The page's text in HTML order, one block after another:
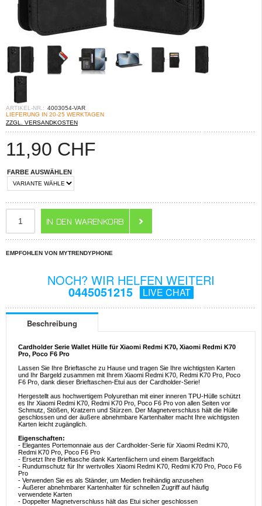
ARTIKEL-NR.: 4003054-VAR
LIEFERUNG IN 20-25 WERKTAGEN
ZZGL. VERSANDKOSTEN
11,90 CHF
FARBE AUSWÄHLEN
EMPFOHLEN VON MYTRENDYPHONE
NOCH? WIR HELFEN WEITERI
0445051215 LIVE CHAT
Beschreibung
Cardholder Serie Wallet Hülle für Xiaomi Redmi K70, Xiaomi Redmi K70
Pro, Poco F6 Pro
Lassen Sie Ihre Brieftasche zu Hause und tragen Sie Ihre wichtigsten Karten
und Ihr Bargeld zusammen mit Ihrem Xiaomi Redmi K70, Redmi K70 Pro, Poco
F6 Pro, dank dieser Brieftaschen-Etui aus der Cardholder-Serie!
Hergestellt aus hochwertigem Polyurethan mit einer inneren TPU-Hülle schützt
es Ihr Xiaomi Redmi K70, Redmi K70 Pro, Poco F6 Pro von allen Seiten vor
Schmutz, Stößen, Kratzern und Stürzen. Der Magnetverschluss hält die Hülle
geschlossen und der äußere abnehmbare Kartenhalter macht Ihre wichtigsten
Karten leicht zugänglich.
Eigenschaften:
- Elegantes Portemonnaie aus der Cardholder-Serie für Xiaomi Redmi K70,
Redmi K70 Pro, Poco F6 Pro
- Ersetzt Ihre Brieftasche dank Kartenfächern und einem Bargeldfach
- Rundumschutz für Ihr wertvolles Xiaomi Redmi K70, Redmi K70 Pro, Poco F6
Pro
- Verwenden Sie es als Ständer, um Medien freihändig anzusehen
- Äußerer abnehmbarer Kartenhalter für schnellen Zugriff auf häufig
verwendete Karten
- Doppelter Magnetverschluss hält das Etui sicher geschlossen